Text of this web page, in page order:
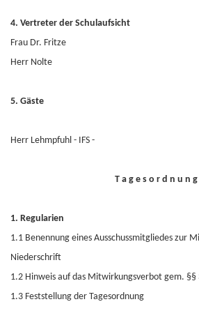
4. Vertreter der Schulaufsicht
Frau Dr. Fritze
Herr Nolte
5. Gäste
Herr Lehmpfuhl - IFS -
T a g e s o r d n u n g
1. Regularien
1.1 Benennung eines Ausschussmitgliedes zur
Niederschrift
1.2 Hinweis auf das Mitwirkungsverbot gem. §§
1.3 Feststellung der Tagesordnung